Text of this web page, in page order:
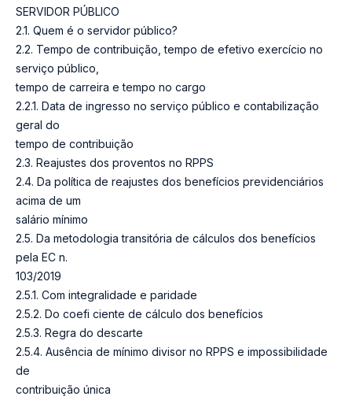
SERVIDOR PÚBLICO
2.1. Quem é o servidor público?
2.2. Tempo de contribuição, tempo de efetivo exercício no
serviço público,
tempo de carreira e tempo no cargo
2.2.1. Data de ingresso no serviço público e contabilização
geral do
tempo de contribuição
2.3. Reajustes dos proventos no RPPS
2.4. Da política de reajustes dos benefícios previdenciários
acima de um
salário mínimo
2.5. Da metodologia transitória de cálculos dos benefícios
pela EC n.
103/2019
2.5.1. Com integralidade e paridade
2.5.2. Do coefi ciente de cálculo dos benefícios
2.5.3. Regra do descarte
2.5.4. Ausência de mínimo divisor no RPPS e impossibilidade
de
contribuição única